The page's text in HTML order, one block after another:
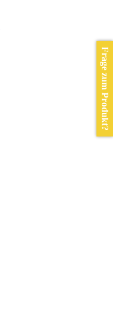
Frage zum Produkt?